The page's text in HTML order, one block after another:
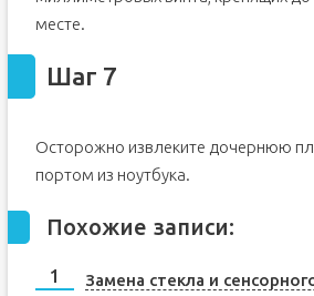
месте.
Шаг 7
Осторожно извлеките дочернюю
портом из ноутбука.
Похожие записи:
Замена стекла и